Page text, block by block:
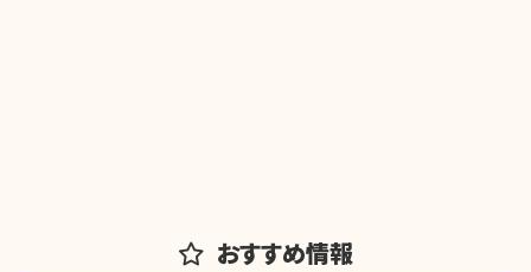
おすすめ情報